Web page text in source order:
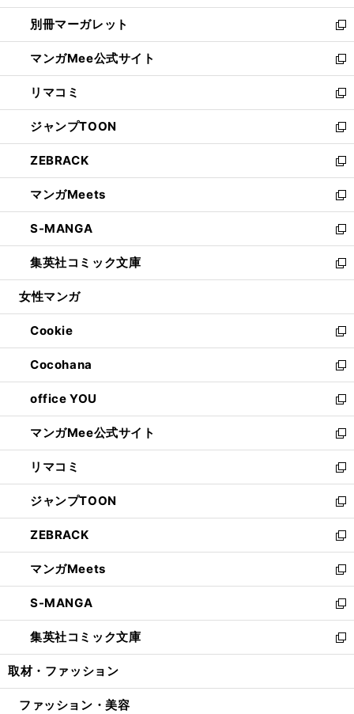
開
く
ウ
で
開
く
ウ
ィ
ン
ド
ウ
で
開
く
し
い
ウ
ィ
ン
ド
ウ
で
開
く
別冊マーガレット
新
し
い
ウ
ィ
ン
ド
ウ
で
開
く
マンガMee公式サイト
新
し
い
ウ
ィ
ン
ド
ウ
で
開
く
リマコミ
新
し
い
ウ
ィ
ン
ド
ウ
で
開
く
ジャンプTOON
新
し
い
ウ
ィ
ン
ド
ウ
で
開
ZEBRACK
新
し
い
ウ
ィ
ン
ド
ウ
開
く
マンガMeets
新
し
い
ウ
ィ
ン
ウ
で
開
く
S-MANGA
新
し
い
ウ
ン
ド
ウ
で
開
く
集英社コミック文庫
新
し
ウ
ィ
ン
ド
ウ
で
開
く
女性マンガ
Cookie
新
し
い
ウ
ィ
ン
ド
ウ
で
開
く
Cocohana
新
し
い
ウ
ィ
ン
ド
ウ
で
開
く
office YOU
新
し
い
ウ
ィ
ン
ド
ウ
で
開
く
マンガMee公式サイト
新
し
い
ウ
ィ
ン
ド
ウ
で
開
く
リマコミ
新
し
い
ウ
ィ
ン
ド
ウ
で
開
く
ジャンプTOON
新
し
い
ウ
ィ
ン
ド
ウ
で
開
ZEBRACK
新
し
い
ウ
ィ
ン
ド
ウ
開
マンガMeets
新
し
い
ウ
ィ
ン
ウ
S-MANGA
新
し
い
ウ
ン
集英社コミック文庫
新
し
ウ
取材・ファッション
ファッション・美容